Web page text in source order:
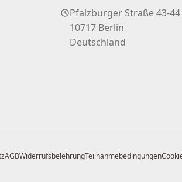
Pfalzburger Straße 43-44
10717 Berlin
Deutschland
AGBWiderrufsbelehrungTeilnahmebedingungen